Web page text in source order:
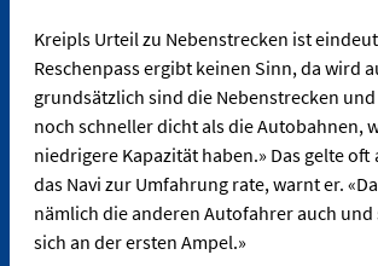
Kreipls Urteil zu Nebenstrecken ist
Reschenpass ergibt keinen Sinn, da wird
grundsätzlich sind die Nebenstrecken
noch schneller dicht als die Autobahnen,
niedrigere Kapazität haben.» Das gelte oft
das Navi zur Umfahrung rate, warnt er.
nämlich die anderen Autofahrer auch und
sich an der ersten Ampel.»